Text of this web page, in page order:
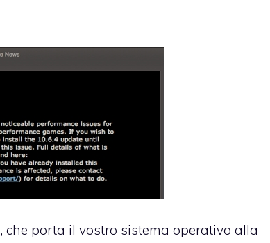
, che porta il vostro sistema operativo alla